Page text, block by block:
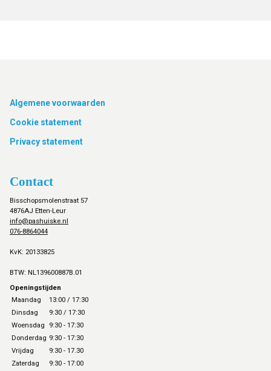
Footer
Algemene voorwaarden
Cookie statement
Privacy statement
Contact
Bisschopsmolenstraat 57
4876AJ Etten-Leur
info@pashuiske.nl
076-8864044
KvK: 20133825
BTW: NL139600887B.01
Openingstijden
Maandag
13:00 / 17:30
Dinsdag
9:30 / 17:30
Woensdag
9:30 - 17:30
Donderdag 9:30 - 17:30
Vrijdag
9:30 - 17.30
Zaterdag
9:30 - 17:00